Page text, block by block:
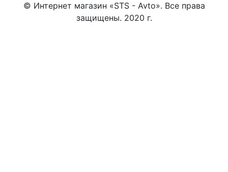
© Интернет магазин «STS - Avto». Все права
защищены. 2020 г.